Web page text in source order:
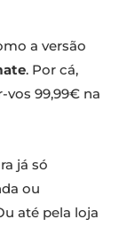
a versão
. Por cá,
99,99€ na
já só
ou
até pela loja